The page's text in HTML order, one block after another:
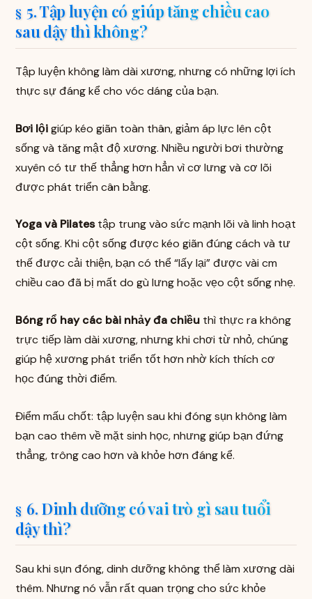
5. Tập luyện có giúp tăng chiều cao
sau dậy thì không?
Tập luyện không làm dài xương, nhưng có những lợi ích
thực sự đáng kể cho vóc dáng của bạn.
Bơi lộigiúp kéo giãn toàn thân, giảm áp lực lên cột
sống và tăng mật độ xương. Nhiều người bơi thường
xuyên có tư thế thẳng hơn hẳn vì cơ lưng và cơ lõi
được phát triển cân bằng.
Yoga và Pilatestập trung vào sức mạnh lõi và linh hoạt
cột sống. Khi cột sống được kéo giãn đúng cách và tư
thế được cải thiện, bạn có thể “lấy lại” được vài cm
chiều cao đã bị mất do gù lưng hoặc vẹo cột sống nhẹ.
Bóng rổ hay các bài nhảy đa chiều thì thực ra không
trực tiếp làm dài xương, nhưng khi chơi từ nhỏ, chúng
giúp hệ xương phát triển tốt hơn nhờ kích thích cơ
học đúng thời điểm.
Điểm mấu chốt: tập luyện sau khi đóng sụn không làm
bạn cao thêm về mặt sinh học, nhưng giúp bạn đứng
thẳng, trông cao hơn và khỏe hơn đáng kể.
6. Dinh dưỡng có vai trò gì sau tuổi
dậy thì?
Sau khi sụn đóng, dinh dưỡng không thể làm xương dài
thêm. Nhưng nó vẫn rất quan trọng cho sức khỏe